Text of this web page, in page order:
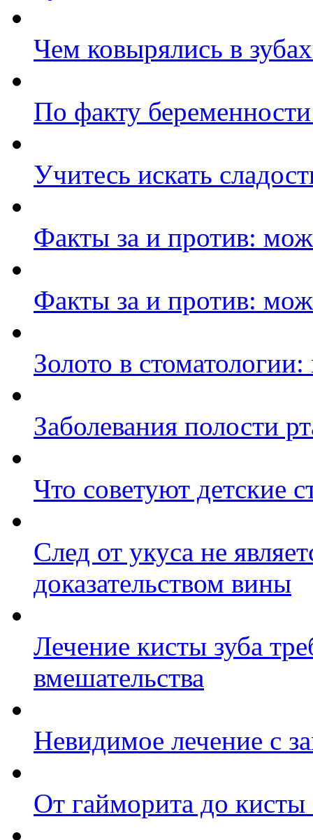
Чем ковырялись в
По факту
Учитесь искать
Факты за и против:
Факты за и против:
Золото в
Заболевания полости
Что советуют детские
След от укуса не
доказательством вины
Лечение кисты зуба
вмешательства
Невидимое лечение с
От гайморита до кисты